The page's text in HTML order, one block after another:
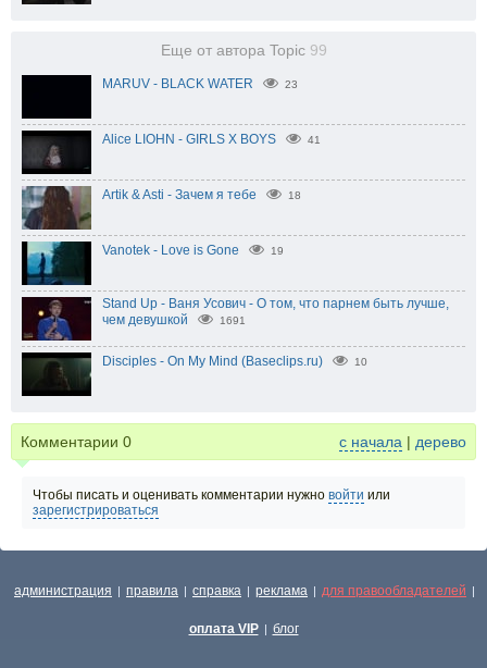
Еще от автора Topic 99
MARUV - BLACK WATER 23
Alice LIOHN - GIRLS X BOYS 41
Artik & Asti - Зачем я тебе 18
Vanotek - Love is Gone 19
Stand Up - Ваня Усович - О том, что парнем быть лучше,
чем девушкой
1691
Disciples - On My Mind (Baseclips.ru) 10
Комментарии 0 с начала | дерево
Чтобы писать и оценивать комментарии нужно войти или
зарегистрироваться
администрация | правила | справка | реклама | для правообладателей |
оплата VIP | блог